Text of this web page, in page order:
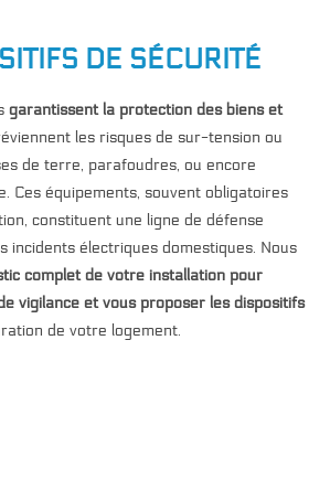
DE SÉCURITÉ
garantissent la protection des biens et
les risques de sur-tension ou
de terre, parafoudres, ou encore
Ces équipements, souvent obligatoires
constituent une ligne de défense
incidents électriques domestiques. Nous
complet de votre installation pour
vigilance et vous proposer les dispositifs
de votre logement.